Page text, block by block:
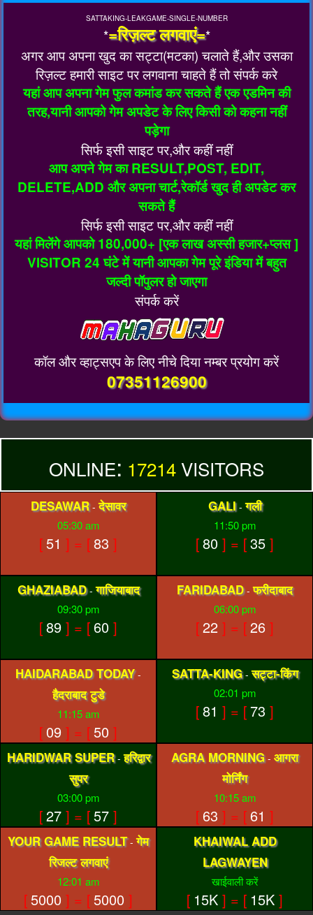
SATTAKING-LEAKGAME-SINGLE-NUMBER
*=रिज़ल्ट लगवाएं=*
अगर आप अपना खुद का सट्टा(मटका) चलाते हैं,और उसका
रिज़ल्ट हमारी साइट पर लगवाना चाहते हैं तो संपर्क करे
यहां आप अपना गेम फुल कमांड कर सकते हैं एक एडमिन की
तरह,यानी आपको गेम अपडेट के लिए किसी को कहना नहीं
पड़ेगा
सिर्फ इसी साइट पर,और कहीं नहीं
आप अपने गेम का RESULT,POST, EDIT,
DELETE,ADD और अपना चार्ट,रेकॉर्ड खुद ही अपडेट कर
सकते हैं
सिर्फ इसी साइट पर,और कहीं नहीं
यहां मिलेंगे आपको 180,000+ [एक लाख अस्सी हजार+प्लस ]
VISITOR 24 घंटे में यानी आपका गेम पूरे इंडिया में बहुत
जल्दी पॉपुलर हो जाएगा
संपर्क करें
कॉल और व्हाट्सएप के लिए नीचे दिया नम्बर प्रयोग करें
07351126900
ONLINE: 17214 VISITORS
DESAWAR - देसावर
05:30 am
[51 ] = [83 ]
GALI - गली
11:50 pm
[80 ] = [35 ]
GHAZIABAD - गाजियाबाद
09:30 pm
[89 ] = [60 ]
FARIDABAD - फरीदाबाद
06:00 pm
[22 ] = [26 ]
HAIDARABAD TODAY -
हैदराबाद टुडे
11:15 am
[ 09 ] = [50 ]
SATTA-KING - सट्टा-किंग
02:01 pm
[81 ] = [ 73 ]
HARIDWAR SUPER - हरिद्वार
सुपर
03:00 pm
[27 ] = [57 ]
AGRA MORNING - आगरा
मोर्निंग
10:15 am
[63 ] = [61 ]
YOUR GAME RESULT - गेम
रिजल्ट लगवाएं
12:01 am
[5000 ] = [5000 ]
KHAIWAL ADD
LAGWAYEN
खाईवाली करें
[ 15K ] = [ 15K ]